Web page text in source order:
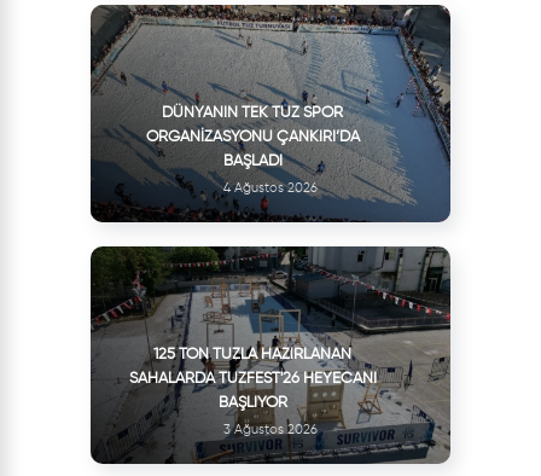
DÜNYANIN TEK TUZ SPOR
ORGANIZASYONU ÇANKIRI’DA
BAŞLADI
4 Ağustos 2026
125 TON TUZLA HAZIRLANAN
SAHALARDA TUZFEST'26 HEYECANI
BAŞLIYOR
3 Ağustos 2026